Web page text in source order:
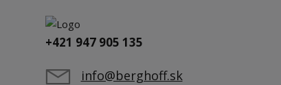
+421 947 905 135
info@berghoff.sk